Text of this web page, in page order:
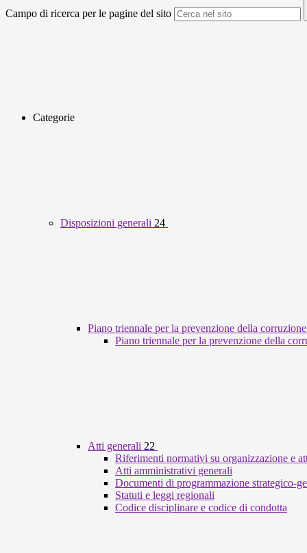
Campo di ricerca per le pagine del sito
Categorie
Disposizioni generali 24
Piano triennale per la prevenzione della
Piano triennale per la prevenzione della
Atti generali 22
Riferimenti normativi su organizzazione e
Atti amministrativi generali
Documenti di programmazione strategico-
Statuti e leggi regionali
Codice disciplinare e codice di condotta